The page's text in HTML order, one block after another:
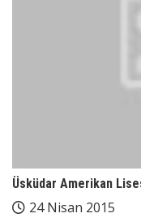
Üsküdar Amerikan
24 Nisan 2015